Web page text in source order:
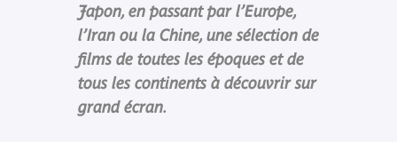
Japon, en passant par l’Europe,
l’Iran ou la Chine, une sélection de
films de toutes les époques et de
tous les continents à découvrir sur
grand écran.